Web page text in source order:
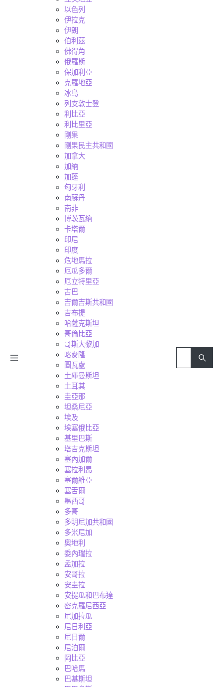
以色列
伊拉克
伊朗
伯利茲
佛得角
俄羅斯
保加利亞
克羅地亞
冰島
列支敦士登
利比亞
利比里亞
剛果
剛果民主共和國
加拿大
加納
加蓬
匈牙利
南蘇丹
南非
博茨瓦納
卡塔爾
印尼
印度
危地馬拉
厄瓜多爾
厄立特里亞
古巴
吉爾吉斯共和國
吉布提
哈薩克斯坦
哥倫比亞
哥斯大黎加
喀麥隆
圖瓦盧
土庫曼斯坦
土耳其
圭亞那
坦桑尼亞
埃及
埃塞俄比亞
基里巴斯
塔吉克斯坦
塞內加爾
塞拉利昂
塞爾維亞
塞舌爾
墨西哥
多哥
多明尼加共和國
多米尼加
奧地利
委內瑞拉
孟加拉
安哥拉
安圭拉
安提瓜和巴布達
密克羅尼西亞
尼加拉瓜
尼日利亞
尼日爾
尼泊爾
岡比亞
巴哈馬
巴基斯坦